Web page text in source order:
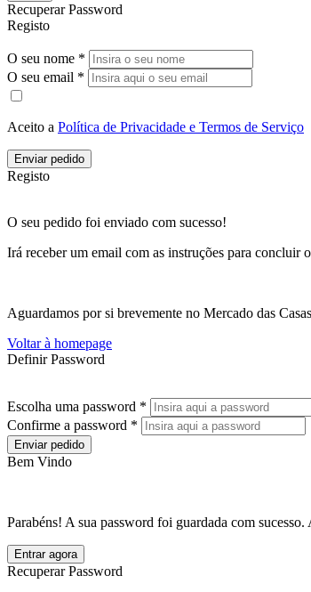
Recuperar Password
Registo
O seu nome *
O seu email *
Aceito a Política de Privacidade e Termos de Serviço
Enviar pedido
Registo
O seu pedido foi enviado com sucesso!
Irá receber um email com as instruções para concluir
Aguardamos por si brevemente no Mercado das Casas
Voltar à homepage
Definir Password
Escolha uma password *
Confirme a password *
Enviar pedido
Bem Vindo
Parabéns! A sua password foi guardada com
Entrar agora
Recuperar Password